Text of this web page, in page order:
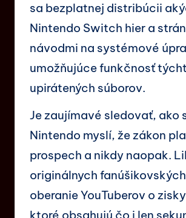
sa bezplatnej distribúcii
Nintendo Switch hier a
návodmi na systémové
umožňujúce funkčnosť
upirátených súborov.
Je zaujímavé sledovať, ako
Nintendo myslí, že zákon
prospech a nikdy naopak.
originálnych
oberanie YouTuberov o